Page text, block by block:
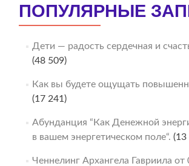
ПОПУЛЯРНЫЕ
Дети — радость сердечная и
(48 509)
Как вы будете ощущать
(17 241)
Абунданция “Как Денежной
в вашем энергетическом поле“. (13
Ченнелинг Архангела Гавриила от